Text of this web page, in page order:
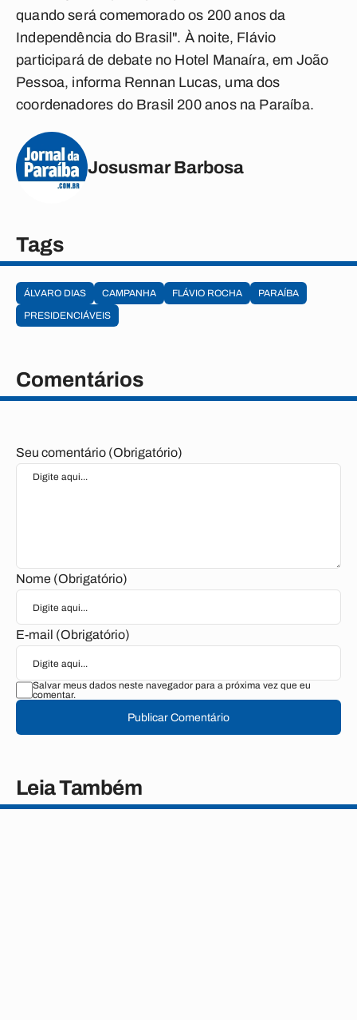
quando será comemorado os 200 anos da
Independência do Brasil". À noite, Flávio
participará de debate no Hotel Manaíra, em João
Pessoa, informa Rennan Lucas, uma dos
coordenadores do Brasil 200 anos na Paraíba.
Josusmar Barbosa
Tags
ÁLVARO DIAS CAMPANHA FLÁVIO ROCHA
PARAÍBA
PRESIDENCIÁVEIS
Comentários
Seu comentário (Obrigatório)
Nome (Obrigatório)
E-mail (Obrigatório)
Salvar meus dados neste navegador para a próxima vez que eu
comentar.
Publicar Comentário
Leia Também